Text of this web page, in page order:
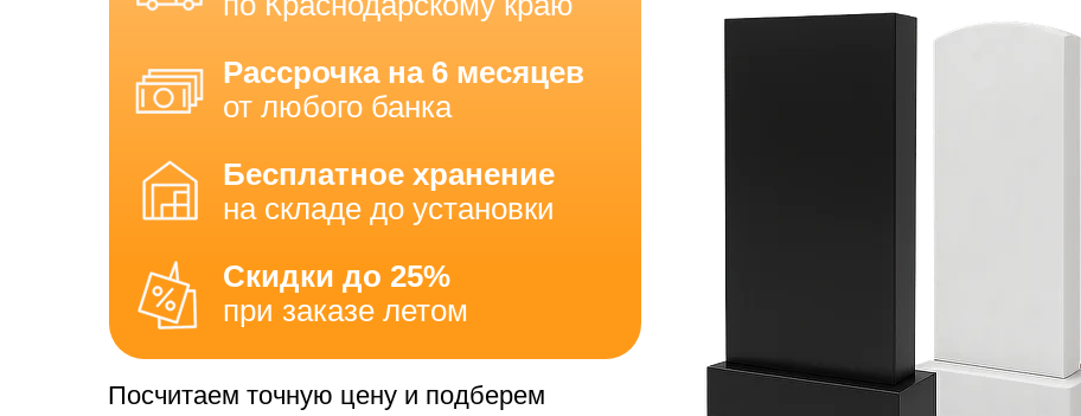
Посчитаем точную цену и подберем
Бесплатное хранение
на складе до установки
Рассрочка на 6 месяцев
от любого банка
Скидки до 25%
при заказе летом